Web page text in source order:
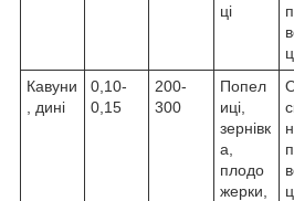
ці
Кавуни
, дині
0,10-
0,15
200-
300
Попел
иці,
зернівк
а,
плодо
жерки,